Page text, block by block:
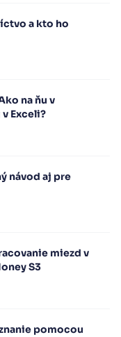
a kto ho
na ňu v
Exceli?
návod aj pre
miezd v
S3
pomocou